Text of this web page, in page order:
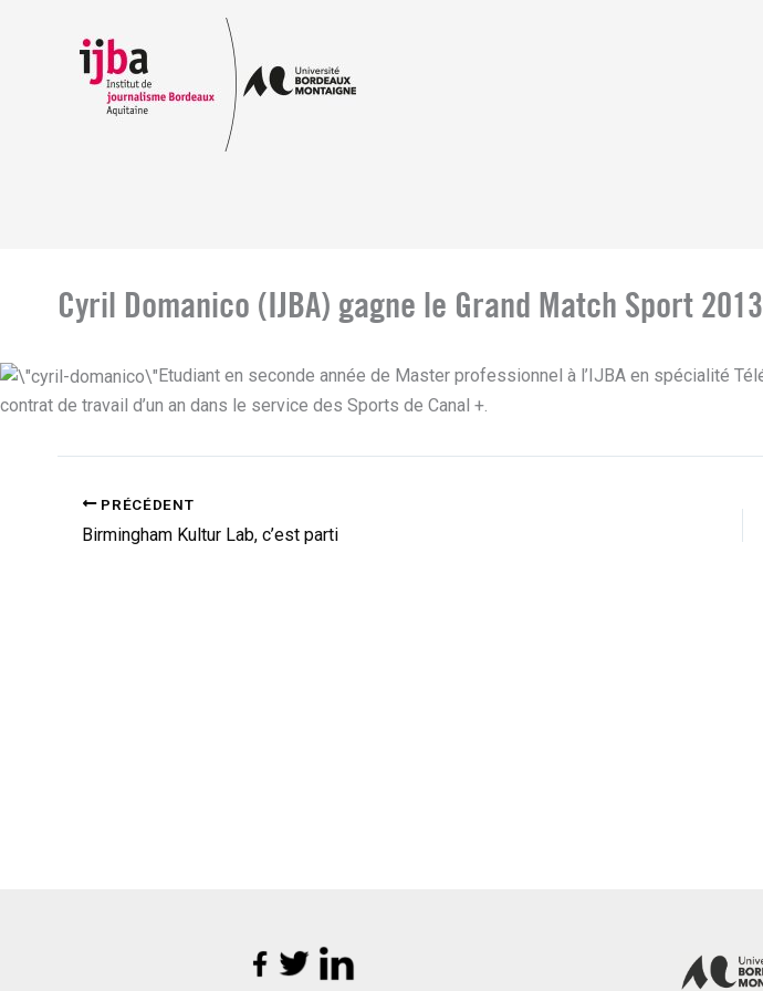
Cyril Domanico (IJBA) gagne le Grand Match Sport
Etudiant en seconde année de Master professionnel à l’IJBA en spécialité
contrat de travail d’un an dans le service des Sports de Canal +.
PRÉCÉDENT
Birmingham Kultur Lab, c’est parti